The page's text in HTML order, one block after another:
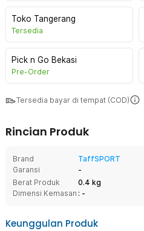
Toko Tangerang
Tersedia
Pick n Go Bekasi
Pre-Order
Tersedia bayar di tempat (COD)
Rincian Produk
Brand
TaffSPORT
Garansi
-
Berat Produk
0.4 kg
Dimensi Kemasan : -
Keunggulan Produk